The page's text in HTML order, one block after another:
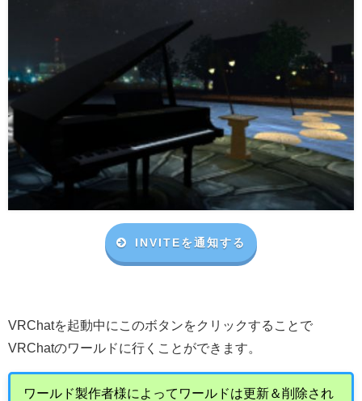
INVITEを通知する
VRChatを起動中にこのボタンをクリックすることで
VRChatのワールドに行くことができます。
ワールド製作者様によってワールドは更新＆削除され